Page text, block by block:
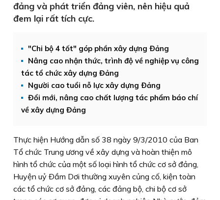
đảng và phát triển đảng viên, nên hiệu quả
đem lại rất tích cực.
"Chi bộ 4 tốt" góp phần xây dựng Ðảng
Nâng cao nhận thức, trình độ về nghiệp vụ công
tác tổ chức xây dựng Đảng
Người cao tuổi nỗ lực xây dựng Ðảng
Đổi mới, nâng cao chất lượng tác phẩm báo chí
về xây dựng Đảng
Thực hiện Hướng dẫn số 38 ngày 9/3/2010 của Ban
Tổ chức Trung ương về xây dựng và hoàn thiện mô
hình tổ chức của một số loại hình tổ chức cơ sở đảng,
Huyện uỷ Ðầm Dơi thường xuyên củng cố, kiện toàn
các tổ chức cơ sở đảng, các đảng bộ, chi bộ cơ sở